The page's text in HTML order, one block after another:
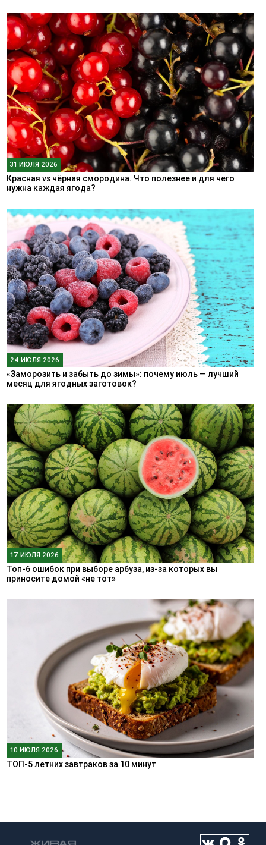
31 ИЮЛЯ 2026
Красная vs чёрная смородина. Что полезнее и для чего
нужна каждая ягода?
24 ИЮЛЯ 2026
«Заморозить и забыть до зимы»: почему июль — лучший
месяц для ягодных заготовок?
17 ИЮЛЯ 2026
Топ-6 ошибок при выборе арбуза, из-за которых вы
приносите домой «не тот»
10 ИЮЛЯ 2026
ТОП-5 летних завтраков за 10 минут